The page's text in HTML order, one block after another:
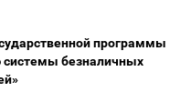
программы
безналичных